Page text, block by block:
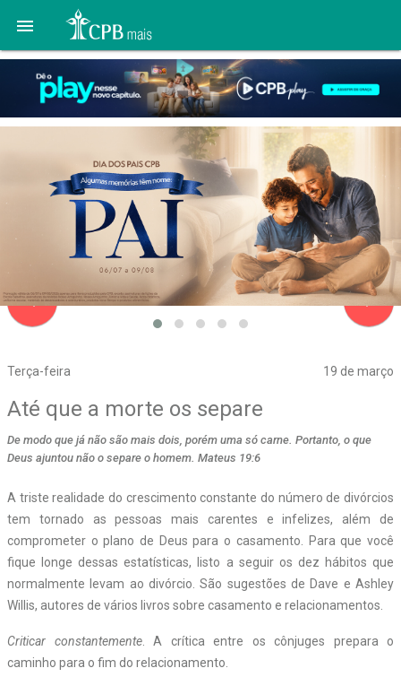

Terça-feira 19 de março
navigate_before
Até que a morte os separe
De modo que já não são mais dois, porém uma só carne. Portanto, o que
Deus ajuntou não o separe o homem. Mateus 19:6
A triste realidade do crescimento constante do número de divórcios
tem tornado as pessoas mais carentes e infelizes, além de
comprometer o plano de Deus para o casamento. Para que você
fique longe dessas estatísticas, listo a seguir os dez hábitos que
normalmente levam ao divórcio. São sugestões de Dave e Ashley
Willis, autores de vários livros sobre casamento e relacionamentos.
Criticar constantemente. A crítica entre os cônjuges prepara o
caminho para o fim do relacionamento.
navigate_next